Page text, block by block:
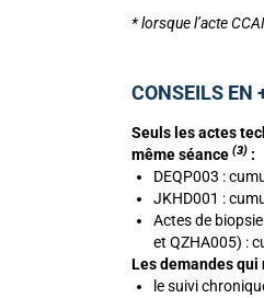
* lorsque l’acte
CONSEILS EN
Seuls les actes
même séance (3) :
DEQP003 :
JKHD001 :
Actes de
et QZHA005) :
Les demandes qui
le suivi